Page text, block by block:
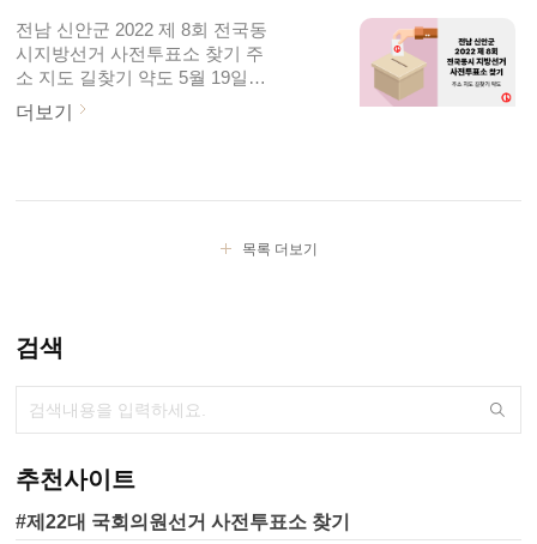
전남 신안군 2022 제 8회 전국동
시지방선거 사전투표소 찾기 주
소 지도 길찾기 약도 5월 19일
(목)부터 제 8회 전국동시지방선
거 선거운동이 시작되었습니다.
28일(토) 시간은 매일 오전 6시
투표를 실시한다고 밝혔는데요.
포털사이트에서도 가장 가까운
사전투표소를 찾아보실 수 있습
니다. 본 투표는 6월 1일(수)에 진
행됩니다. 선거일 투표는 주소지
관할 지정된 투표소에서 가능하
심도가 좀 덜하겠지만, 이번 선거
도 잘 치러졌으면 좋겠습니다. 투
표율 잠시 살펴보면요. 제 20대..
더보기
목록 더보기
검색
추천사이트
#제22대 국회의원선거 사전투표소 찾기